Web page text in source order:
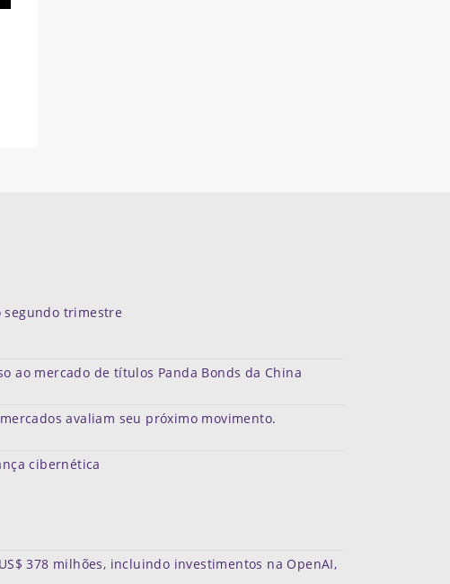
segundo trimestre
ao mercado de títulos Panda Bonds da China
avaliam seu próximo movimento.
cibernética
378 milhões, incluindo investimentos na OpenAI,